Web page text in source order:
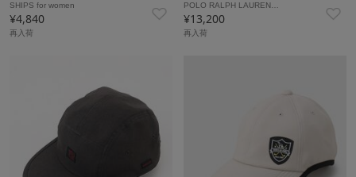
SHIPS for women
¥4,840
再入荷
POLO RALPH LAUREN…
¥13,200
再入荷